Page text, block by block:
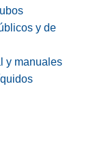
y de
y manuales